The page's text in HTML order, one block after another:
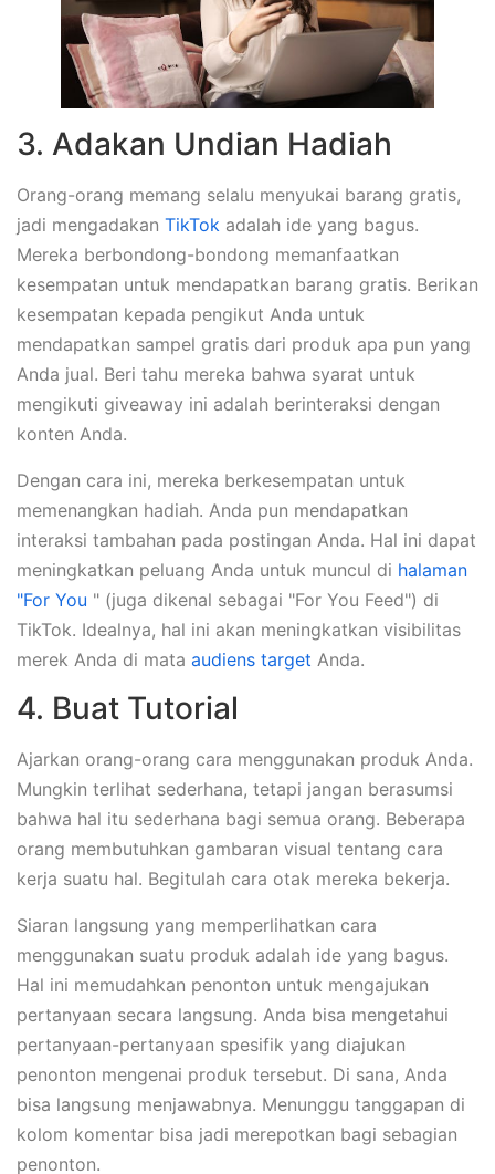
3. Adakan Undian Hadiah
Orang-orang memang selalu menyukai barang gratis,
jadi mengadakan TikTok adalah ide yang bagus.
Mereka berbondong-bondong memanfaatkan
kesempatan untuk mendapatkan barang gratis. Berikan
kesempatan kepada pengikut Anda untuk
mendapatkan sampel gratis dari produk apa pun yang
Anda jual. Beri tahu mereka bahwa syarat untuk
mengikuti giveaway ini adalah berinteraksi dengan
konten Anda.
Dengan cara ini, mereka berkesempatan untuk
memenangkan hadiah. Anda pun mendapatkan
interaksi tambahan pada postingan Anda. Hal ini dapat
meningkatkan peluang Anda untuk muncul di halaman
"For You " (juga dikenal sebagai "For You Feed") di
TikTok. Idealnya, hal ini akan meningkatkan visibilitas
merek Anda di mata audiens target Anda.
4. Buat Tutorial
Ajarkan orang-orang cara menggunakan produk Anda.
Mungkin terlihat sederhana, tetapi jangan berasumsi
bahwa hal itu sederhana bagi semua orang. Beberapa
orang membutuhkan gambaran visual tentang cara
kerja suatu hal. Begitulah cara otak mereka bekerja.
Siaran langsung yang memperlihatkan cara
menggunakan suatu produk adalah ide yang bagus.
Hal ini memudahkan penonton untuk mengajukan
pertanyaan secara langsung. Anda bisa mengetahui
pertanyaan-pertanyaan spesifik yang diajukan
penonton mengenai produk tersebut. Di sana, Anda
bisa langsung menjawabnya. Menunggu tanggapan di
kolom komentar bisa jadi merepotkan bagi sebagian
penonton.